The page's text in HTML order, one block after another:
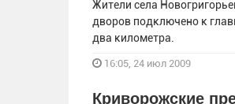
Жители села
дворов подключено к
два километра.
16:05, 24 июл 2009
Криворожские